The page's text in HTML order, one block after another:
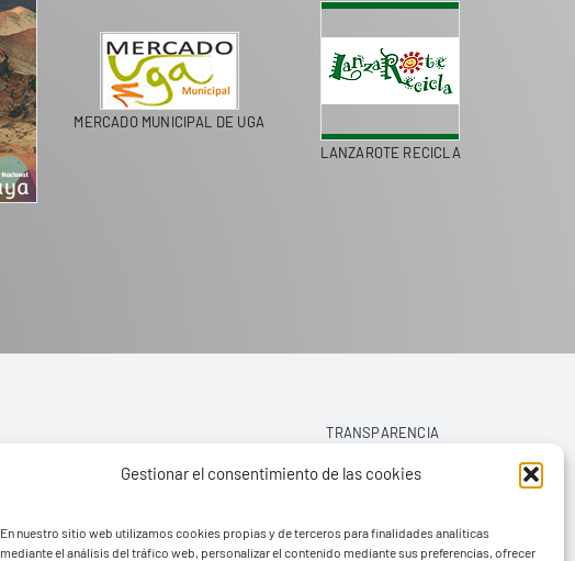
Gestionar el consentimiento de las cookies
En nuestro sitio web utilizamos cookies propias y de terceros para finalidades analíticas
mediante el análisis del tráfico web, personalizar el contenido mediante sus preferencias, ofrecer
MERCADO MUNICIPAL DE UGA
LANZAROTE RECICLA
TRANSPARENCIA
AVISO LEGAL
POLÍTICA DE PRIVACIDAD